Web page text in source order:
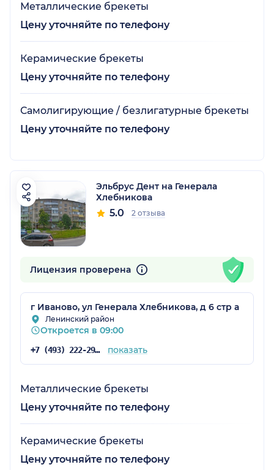
Металлические брекеты
Цену уточняйте по телефону
Керамические брекеты
Цену уточняйте по телефону
Самолигирующие / безлигатурные брекеты
Цену уточняйте по телефону
Эльбрус Дент на Генерала
Хлебникова
5.0 2 отзыва
Лицензия проверена
г Иваново, ул Генерала Хлебникова, д 6 стр а
Ленинский район
Откроется в 09:00
+7 (493) 222-29-70 показать
Металлические брекеты
Цену уточняйте по телефону
Керамические брекеты
Цену уточняйте по телефону